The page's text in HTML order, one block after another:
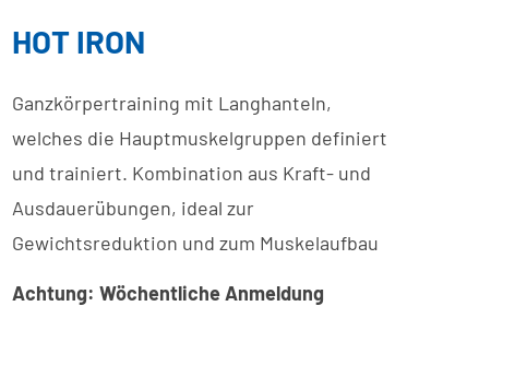
HOT IRON
Ganzkörpertraining mit Langhanteln,
welches die Hauptmuskelgruppen definiert
und trainiert. Kombination aus Kraft- und
Ausdauerübungen, ideal zur
Gewichtsreduktion und zum Muskelaufbau
Achtung: Wöchentliche Anmeldung